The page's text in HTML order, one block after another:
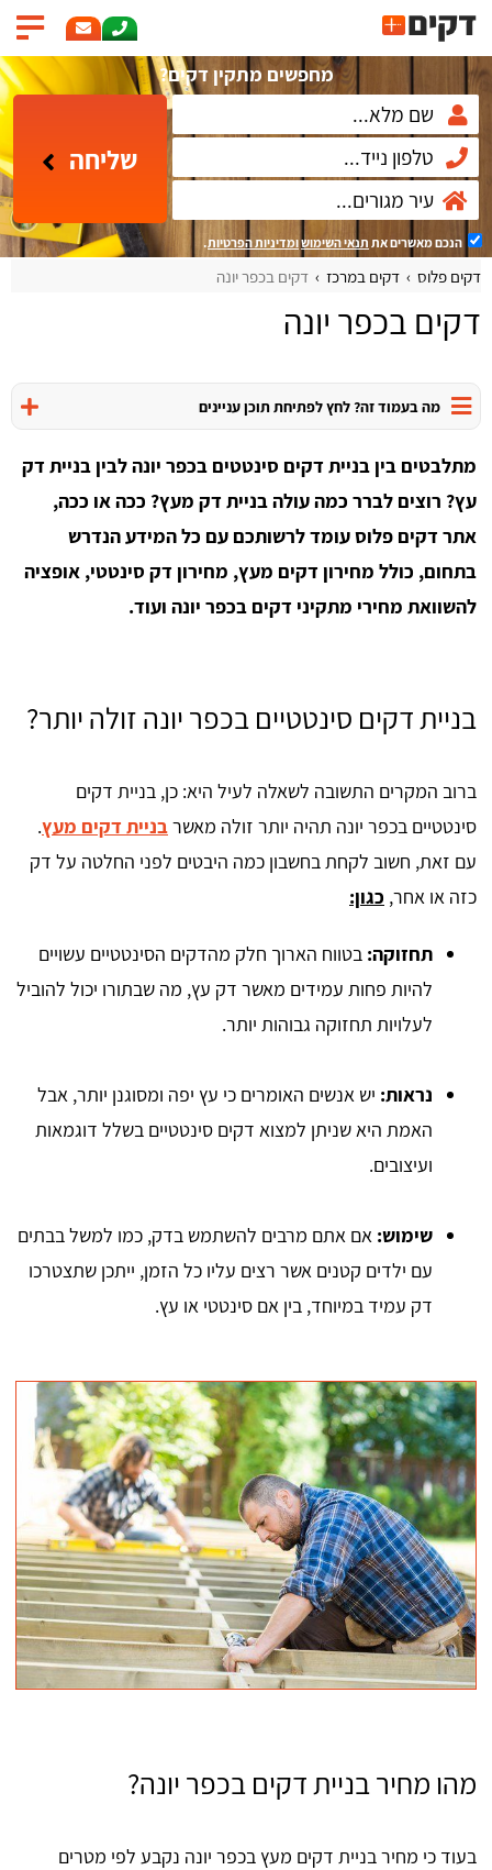
מחפשים מתקין דקים?
שליחה
הנכם מאשרים את תנאי השימושומדיניות הפרטיות.
דקים פלוס דקים במרכז דקים בכפר יונה
דקים בכפר יונה
מה בעמוד זה? לחץ לפתיחת תוכן עניינים
מתלבטים בין בניית דקים סינטטים בכפר יונה לבין בניית דק
עץ? רוצים לברר כמה עולה בניית דק מעץ? ככה או ככה,
אתר דקים פלוס עומד לרשותכם עם כל המידע הנדרש
בתחום, כולל מחירון דקים מעץ, מחירון דק סינטטי, אופציה
להשוואת מחירי מתקיני דקים בכפר יונה ועוד.
בניית דקים סינטטיים בכפר יונה זולה יותר?
ברוב המקרים התשובה לשאלה לעיל היא: כן, בניית דקים
סינטטיים בכפר יונה תהיה יותר זולה מאשרבניית דקים מעץ.
עם זאת, חשוב לקחת בחשבון כמה היבטים לפני החלטה על דק
כזה או אחר, כגון:
תחזוקה: בטווח הארוך חלק מהדקים הסינטטיים עשויים
להיות פחות עמידים מאשר דק עץ, מה שבתורו יכול להוביל
לעלויות תחזוקה גבוהות יותר.
נראות: יש אנשים האומרים כי עץ יפה ומסוגנן יותר, אבל
האמת היא שניתן למצוא דקים סינטטיים בשלל דוגמאות
ועיצובים.
שימוש: אם אתם מרבים להשתמש בדק, כמו למשל בבתים
עם ילדים קטנים אשר רצים עליו כל הזמן, ייתכן שתצטרכו
דק עמיד במיוחד, בין אם סינטטי או עץ.
מהו מחיר בניית דקים בכפר יונה?
בעוד כי מחיר בניית דקים מעץ בכפר יונה נקבע לפי מטרים